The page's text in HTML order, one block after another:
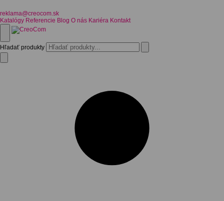
reklama@creocom.sk
Katalógy Referencie Blog O nás Kariéra Kontakt
Hľadať produkty